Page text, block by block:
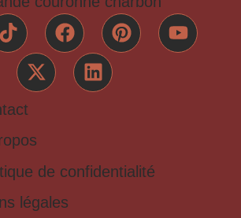
de confidentialité
légales